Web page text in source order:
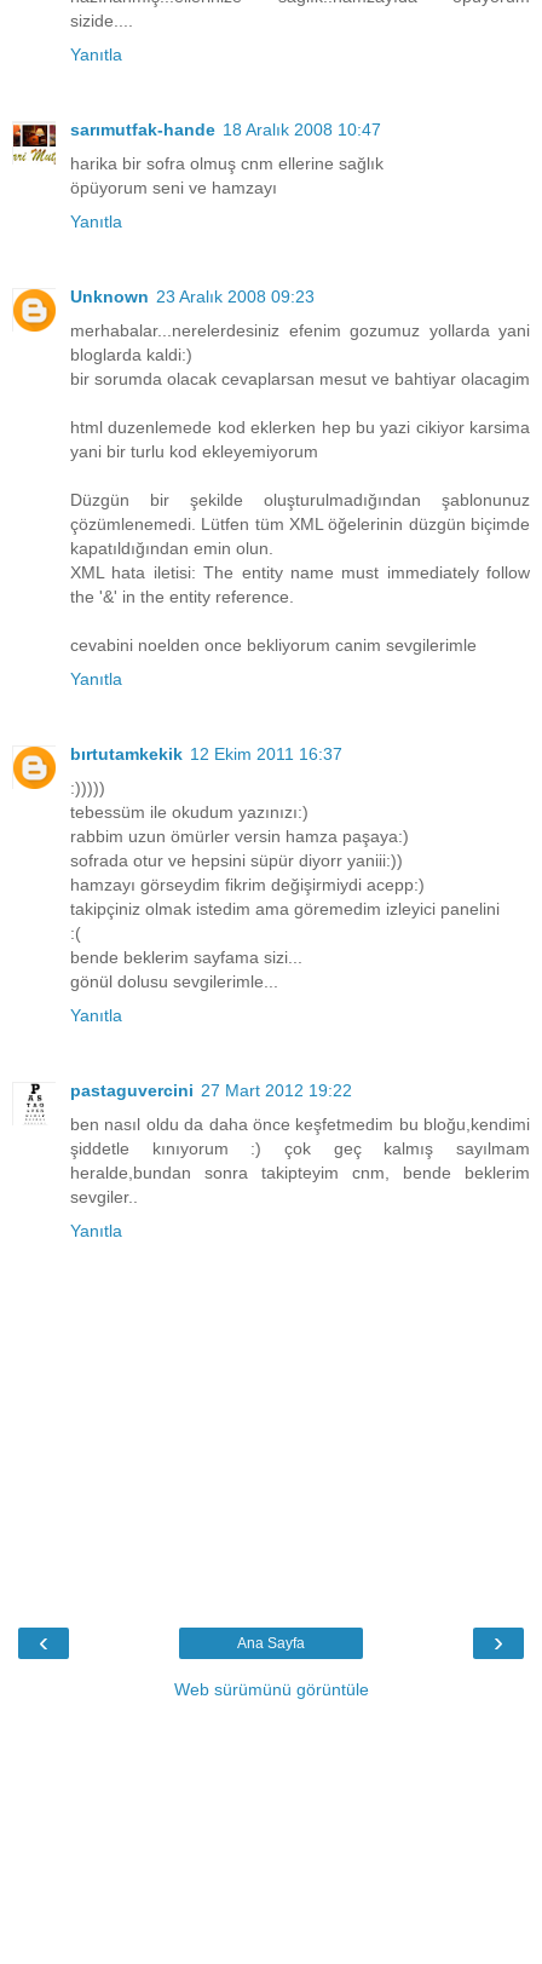
sizide....
Yanıtla
sarımutfak-hande 18 Aralık 2008 10:47
harika bir sofra olmuş cnm ellerine sağlık
öpüyorum seni ve hamzayı
Yanıtla
Unknown 23 Aralık 2008 09:23
merhabalar...nerelerdesiniz efenim gozumuz yollarda yani
bloglarda kaldi:)
bir sorumda olacak cevaplarsan mesut ve bahtiyar olacagim
html duzenlemede kod eklerken hep bu yazi cikiyor karsima
yani bir turlu kod ekleyemiyorum
Düzgün bir şekilde oluşturulmadığından şablonunuz
çözümlenemedi. Lütfen tüm XML öğelerinin düzgün biçimde
kapatıldığından emin olun.
XML hata iletisi: The entity name must immediately follow
the '&' in the entity reference.
cevabini noelden once bekliyorum canim sevgilerimle
Yanıtla
bırtutamkekik 12 Ekim 2011 16:37
:)))))
tebessüm ile okudum yazınızı:)
rabbim uzun ömürler versin hamza paşaya:)
sofrada otur ve hepsini süpür diyorr yaniii:))
hamzayı görseydim fikrim değişirmiydi acepp:)
takipçiniz olmak istedim ama göremedim izleyici panelini
:(
bende beklerim sayfama sizi...
gönül dolusu sevgilerimle...
Yanıtla
pastaguvercini 27 Mart 2012 19:22
ben nasıl oldu da daha önce keşfetmedim bu bloğu,kendimi
şiddetle kınıyorum :) çok geç kalmış sayılmam
heralde,bundan sonra takipteyim cnm, bende beklerim
sevgiler..
Yanıtla
‹ ›
Ana Sayfa
Web sürümünü görüntüle